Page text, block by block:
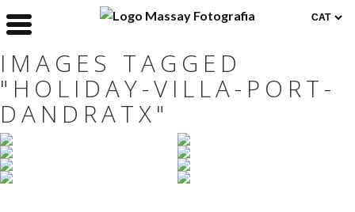
IMAGES TAGGED
"HOLIDAY-VILLA-PORT-
DANDRATX"